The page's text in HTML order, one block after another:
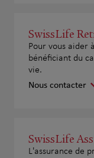
SwissLife
Pour vous aider
bénéficiant du
vie.
Nous contacter
SwissLife
L'assurance de